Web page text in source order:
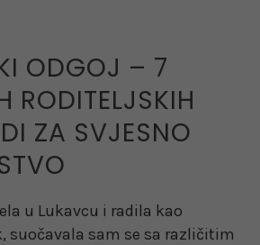
ODGOJ – 7
RODITELJSKIH
ZA SVJESNO
u Lukavcu i radila kao
suočavala sam se sa različitim